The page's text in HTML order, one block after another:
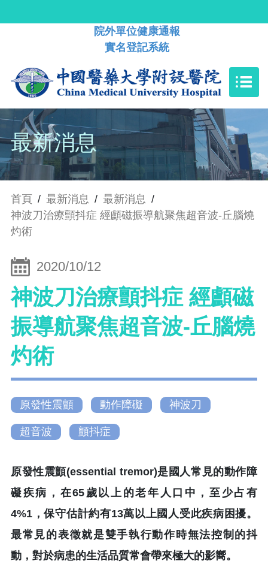
院外單位健康通報
實名登記系統
最新消息
首頁 / 最新消息 / 最新消息 /
神波刀治療顫抖症 經顱磁振導航聚焦超音波-丘腦燒
灼術
2020/10/12
神波刀治療顫抖症 經顱磁
振導航聚焦超音波-丘腦燒
灼術
原發性震顫 動作障礙 神波刀
超音波 顫抖症
原發性震顫(essential tremor)是國人常見的動作障
礙疾病，在65歲以上的老年人口中，至少占有
4%1，保守估計約有13萬以上國人受此疾病困擾。
最常見的表徵就是雙手執行動作時無法控制的抖
動，對於病患的生活品質常會帶來極大的影嚮。